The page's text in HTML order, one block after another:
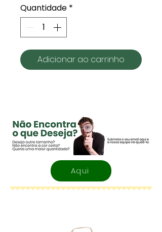
Quantidade *
Adicionar ao carrinho
Aqui